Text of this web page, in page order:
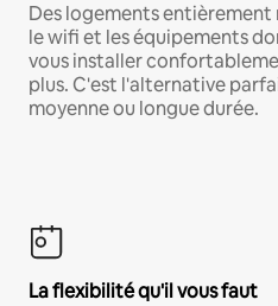
Des logements entièrement
le wifi et les équipements
vous installer
plus. C'est l'alternative
moyenne ou longue durée.
La flexibilité qu'il vous faut